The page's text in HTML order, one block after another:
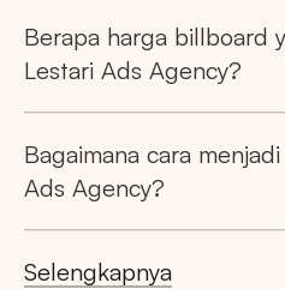
Berapa harga billboard
Lestari Ads Agency?
Bagaimana cara
Ads Agency?
Selengkapnya